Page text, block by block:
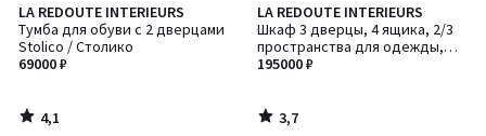
LA REDOUTE INTERIEURS
Тумба для обуви с 2 дверцами
Stolico / Столико
69000 ₽
4,1
/ 5
4,1
/
LA REDOUTE INTERIEURS
Шкаф 3 дверцы, 4 ящика, 2/3
пространства для одежды,
Lindley / Линдлей
195000 ₽
3,7
/ 5
3,7
/